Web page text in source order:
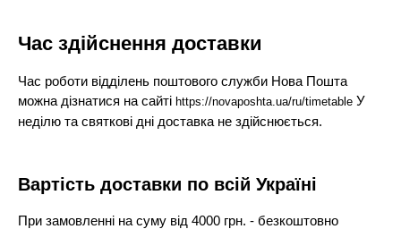
Час здійснення доставки
Час роботи відділень поштового служби Нова Пошта
можна дізнатися на сайтіhttps://novaposhta.ua/ru/timetable У
неділю та святкові дні доставка не здійснюється.
Вартість доставки по всій Україні
При замовленні на суму від 4000 грн. - безкоштовно